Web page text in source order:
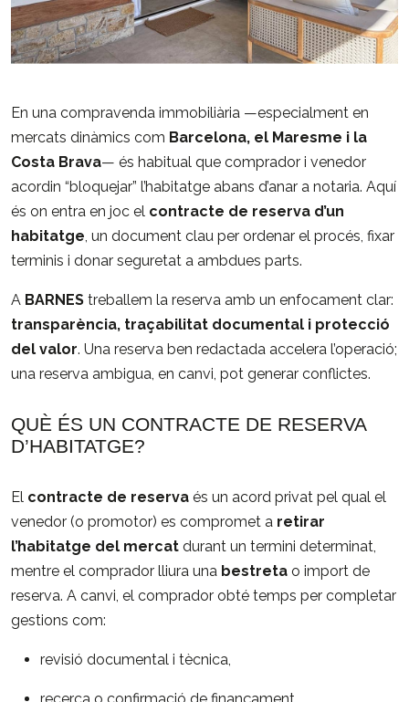
En una compravenda immobiliària —especialment en
mercats dinàmics com Barcelona, el Maresme i la
Costa Brava— és habitual que comprador i venedor
acordin “bloquejar” l’habitatge abans d’anar a notaria. Aquí
és on entra en joc el contracte de reserva d’un
habitatge, un document clau per ordenar el procés, fixar
terminis i donar seguretat a ambdues parts.
A BARNES treballem la reserva amb un enfocament clar:
transparència, traçabilitat documental i protecció
del valor. Una reserva ben redactada accelera l’operació;
una reserva ambigua, en canvi, pot generar conflictes.
QUÈ ÉS UN CONTRACTE DE RESERVA
D’HABITATGE?
El contracte de reserva és un acord privat pel qual el
venedor (o promotor) es compromet a retirar
l’habitatge del mercat durant un termini determinat,
mentre el comprador lliura una bestreta o import de
reserva. A canvi, el comprador obté temps per completar
gestions com:
revisió documental i tècnica,